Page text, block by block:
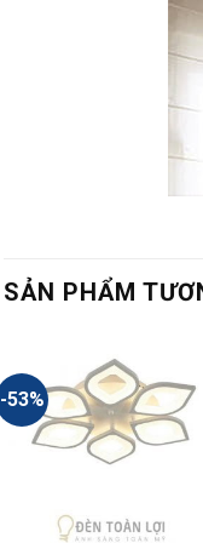
SẢN PHẨM
-53%